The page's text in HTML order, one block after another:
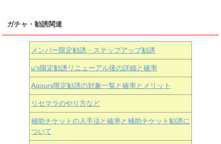
ガチャ・勧誘関連
メンバー限定勧誘・ステップアップ勧誘
μ’s限定勧誘リニューアル後の詳細と確率
Aqours限定勧誘の対象一覧と確率とメリット
リセマラのやり方など
補助チケットの入手法と確率と補助チケット勧誘に
ついて